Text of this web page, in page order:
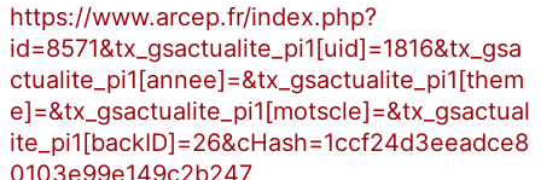
https://www.arcep.fr/index.php?
id=8571&tx_gsactualite_pi1[uid]=1816&tx_gsa
ctualite_pi1[annee]=&tx_gsactualite_pi1[them
e]=&tx_gsactualite_pi1[motscle]=&tx_gsactual
ite_pi1[backID]=26&cHash=1ccf24d3eeadce8
0103e99e149c2b247